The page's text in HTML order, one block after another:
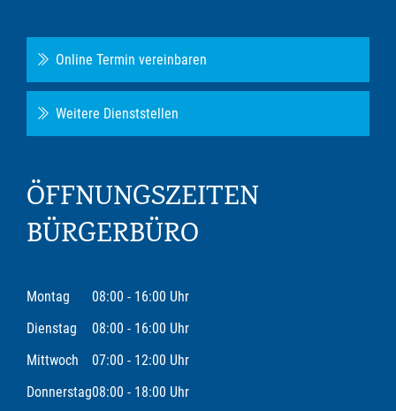
Online Termin vereinbaren
Weitere Dienststellen
ÖFFNUNGSZEITEN
BÜRGERBÜRO
Montag
08:00 - 16:00 Uhr
Dienstag
08:00 - 16:00 Uhr
Mittwoch
07:00 - 12:00 Uhr
Donnerstag08:00 - 18:00 Uhr